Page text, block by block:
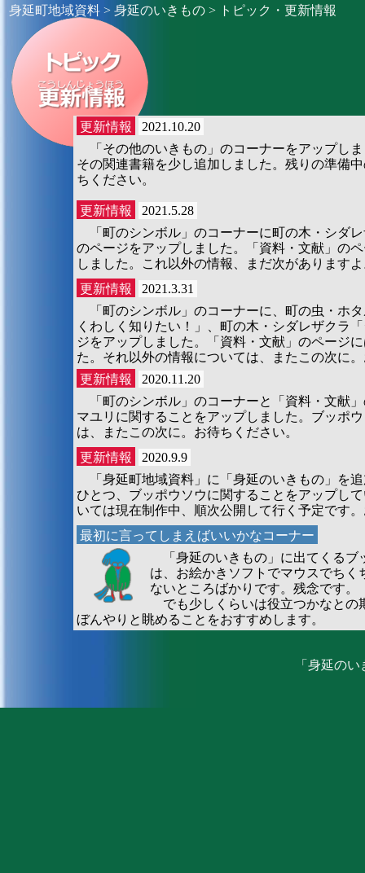
身延町地域資料 > 身延のいきもの > トピック・更新情報
更新情報
2021.10.20
「その他のいきもの」のコーナーをアップし
その関連書籍を少し追加しました。残りの準備
ちください。
更新情報
2021.5.28
「町のシンボル」のコーナーに町の木・シダ
のページをアップしました。「資料・文献」の
しました。これ以外の情報、まだ次があります
更新情報
2021.3.31
「町のシンボル」のコーナーに、町の虫・ホ
くわしく知りたい！」、町の木・シダレザクラ
ジをアップしました。「資料・文献」のページ
た。それ以外の情報については、またこの次に
更新情報
2020.11.20
「町のシンボル」のコーナーと「資料・文献
マユリに関することをアップしました。ブッポ
は、またこの次に。お待ちください。
更新情報
2020.9.9
「身延町地域資料」に「身延のいきもの」を
ひとつ、ブッポウソウに関することをアップし
いては現在制作中、順次公開して行く予定です
最初に言ってしまえばいいかなコーナー
「身延のいきもの」に出てくるブ
は、お絵かきソフトでマウスでち
ないところばかりです。残念です。
でも少しくらいは役立つかなとの
ぼんやりと眺めることをおすすめします。
「身延の